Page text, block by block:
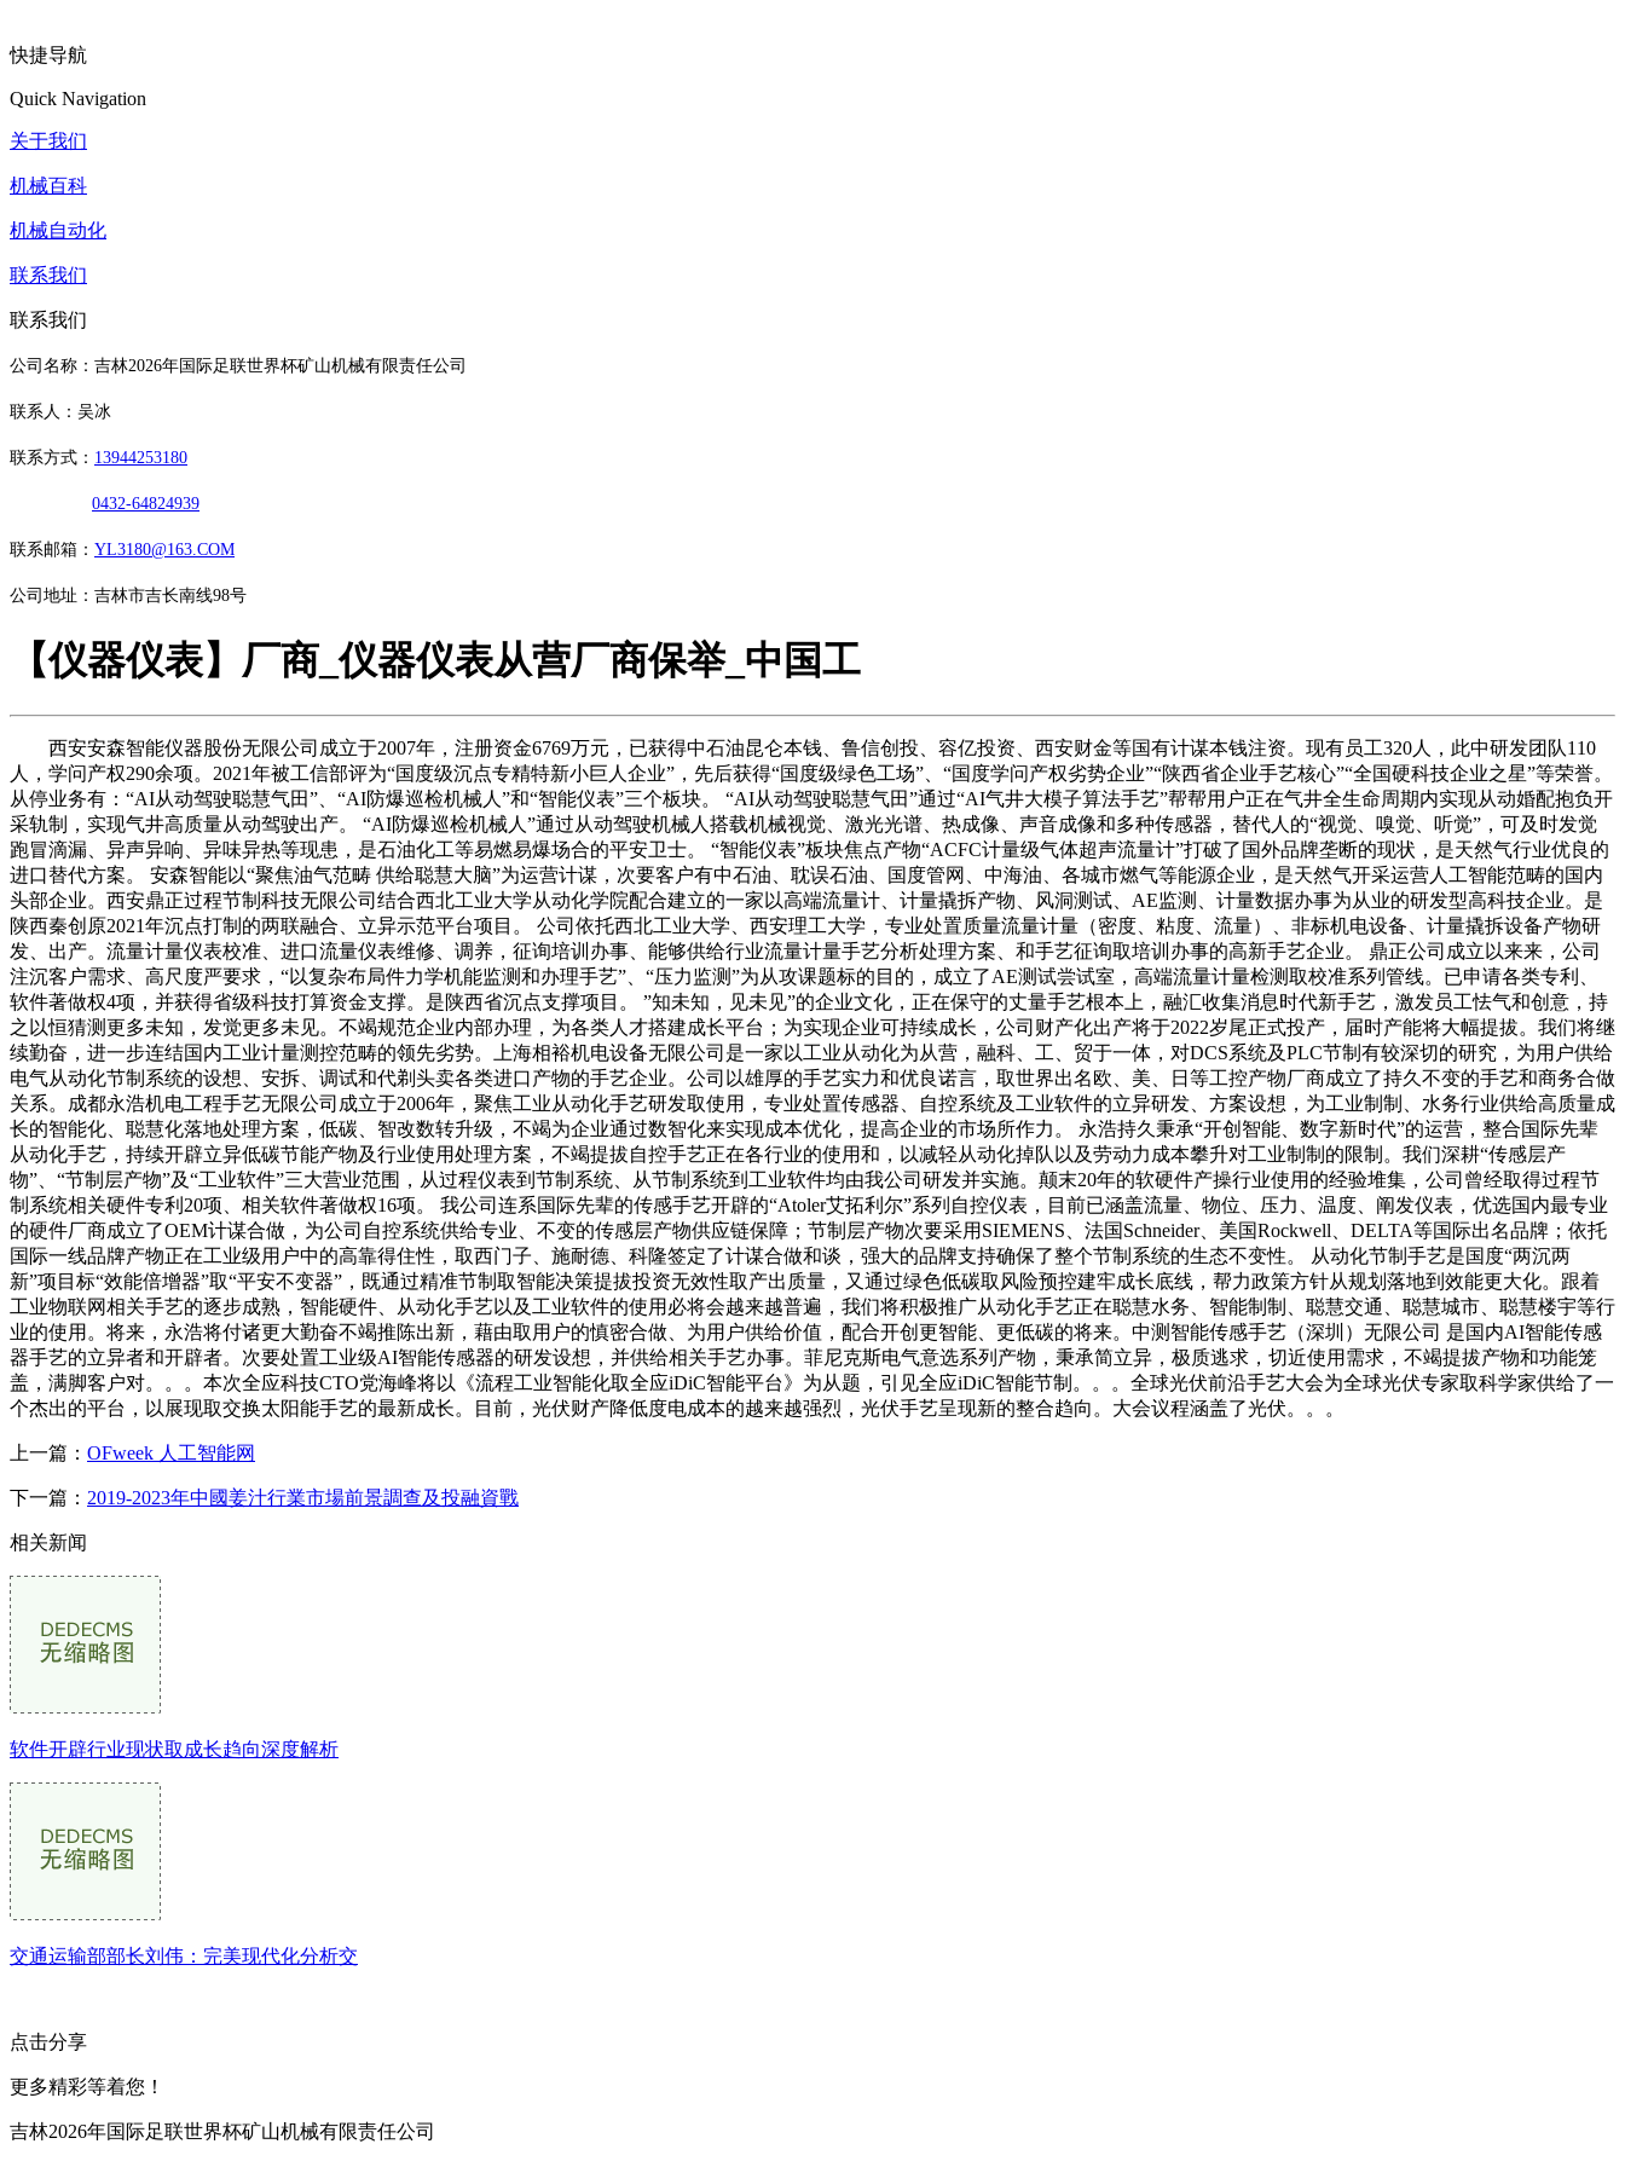
快捷导航
Quick Navigation
关于我们
机械百科
机械自动化
联系我们
联系我们
公司名称：吉林2026年国际足联世界杯矿山机械有限责任公司
联系人：吴冰
联系方式： 13944253180
0432-64824939
联系邮箱： YL3180@163.COM
公司地址：吉林市吉长南线98号
【仪器仪表】厂商_仪器仪表从营厂商保举_中国工
西安安森智能仪器股份无限公司成立于2007年，注册资金6769万元，已获得中石油昆仑本钱、鲁信创投、容亿投资、西安财金等国有计谋本钱注资。现有员工320人，此中研发团队110
人，学问产权290余项。2021年被工信部评为“国度级沉点专精特新小巨人企业”，先后获得“国度级绿色工场”、“国度学问产权劣势企业”“陕西省企业手艺核心”“全国硬科技企业之星”等荣誉。
从停业务有：“AI从动驾驶聪慧气田”、“AI防爆巡检机械人”和“智能仪表”三个板块。 “AI从动驾驶聪慧气田”通过“AI气井大模子算法手艺”帮帮用户正在气井全生命周期内实现从动婚配抱负开
采轨制，实现气井高质量从动驾驶出产。 “AI防爆巡检机械人”通过从动驾驶机械人搭载机械视觉、激光光谱、热成像、声音成像和多种传感器，替代人的“视觉、嗅觉、听觉”，可及时发觉
跑冒滴漏、异声异响、异味异热等现患，是石油化工等易燃易爆场合的平安卫士。 “智能仪表”板块焦点产物“ACFC计量级气体超声流量计”打破了国外品牌垄断的现状，是天然气行业优良的
进口替代方案。 安森智能以“聚焦油气范畴 供给聪慧大脑”为运营计谋，次要客户有中石油、耽误石油、国度管网、中海油、各城市燃气等能源企业，是天然气开采运营人工智能范畴的国内
头部企业。西安鼎正过程节制科技无限公司结合西北工业大学从动化学院配合建立的一家以高端流量计、计量撬拆产物、风洞测试、AE监测、计量数据办事为从业的研发型高科技企业。是
陕西秦创原2021年沉点打制的两联融合、立异示范平台项目。 公司依托西北工业大学、西安理工大学，专业处置质量流量计量（密度、粘度、流量）、非标机电设备、计量撬拆设备产物研
发、出产。流量计量仪表校准、进口流量仪表维修、调养，征询培训办事、能够供给行业流量计量手艺分析处理方案、和手艺征询取培训办事的高新手艺企业。 鼎正公司成立以来来，公司
注沉客户需求、高尺度严要求，“以复杂布局件力学机能监测和办理手艺”、“压力监测”为从攻课题标的目的，成立了AE测试尝试室，高端流量计量检测取校准系列管线。已申请各类专利、
软件著做权4项，并获得省级科技打算资金支撑。是陕西省沉点支撑项目。 ”知未知，见未见”的企业文化，正在保守的丈量手艺根本上，融汇收集消息时代新手艺，激发员工怯气和创意，持
之以恒猜测更多未知，发觉更多未见。不竭规范企业内部办理，为各类人才搭建成长平台；为实现企业可持续成长，公司财产化出产将于2022岁尾正式投产，届时产能将大幅提拔。我们将继
续勤奋，进一步连结国内工业计量测控范畴的领先劣势。上海相裕机电设备无限公司是一家以工业从动化为从营，融科、工、贸于一体，对DCS系统及PLC节制有较深切的研究，为用户供给
电气从动化节制系统的设想、安拆、调试和代剃头卖各类进口产物的手艺企业。公司以雄厚的手艺实力和优良诺言，取世界出名欧、美、日等工控产物厂商成立了持久不变的手艺和商务合做
关系。成都永浩机电工程手艺无限公司成立于2006年，聚焦工业从动化手艺研发取使用，专业处置传感器、自控系统及工业软件的立异研发、方案设想，为工业制制、水务行业供给高质量成
长的智能化、聪慧化落地处理方案，低碳、智改数转升级，不竭为企业通过数智化来实现成本优化，提高企业的市场所作力。 永浩持久秉承“开创智能、数字新时代”的运营，整合国际先辈
从动化手艺，持续开辟立异低碳节能产物及行业使用处理方案，不竭提拔自控手艺正在各行业的使用和，以减轻从动化掉队以及劳动力成本攀升对工业制制的限制。我们深耕“传感层产
物”、“节制层产物”及“工业软件”三大营业范围，从过程仪表到节制系统、从节制系统到工业软件均由我公司研发并实施。颠末20年的软硬件产操行业使用的经验堆集，公司曾经取得过程节
制系统相关硬件专利20项、相关软件著做权16项。 我公司连系国际先辈的传感手艺开辟的“Atoler艾拓利尔”系列自控仪表，目前已涵盖流量、物位、压力、温度、阐发仪表，优选国内最专业
的硬件厂商成立了OEM计谋合做，为公司自控系统供给专业、不变的传感层产物供应链保障；节制层产物次要采用SIEMENS、法国Schneider、美国Rockwell、DELTA等国际出名品牌；依托
国际一线品牌产物正在工业级用户中的高靠得住性，取西门子、施耐德、科隆签定了计谋合做和谈，强大的品牌支持确保了整个节制系统的生态不变性。 从动化节制手艺是国度“两沉两
新”项目标“效能倍增器”取“平安不变器”，既通过精准节制取智能决策提拔投资无效性取产出质量，又通过绿色低碳取风险预控建牢成长底线，帮力政策方针从规划落地到效能更大化。跟着
工业物联网相关手艺的逐步成熟，智能硬件、从动化手艺以及工业软件的使用必将会越来越普遍，我们将积极推广从动化手艺正在聪慧水务、智能制制、聪慧交通、聪慧城市、聪慧楼宇等行
业的使用。将来，永浩将付诸更大勤奋不竭推陈出新，藉由取用户的慎密合做、为用户供给价值，配合开创更智能、更低碳的将来。中测智能传感手艺（深圳）无限公司 是国内AI智能传感
器手艺的立异者和开辟者。次要处置工业级AI智能传感器的研发设想，并供给相关手艺办事。菲尼克斯电气意选系列产物，秉承简立异，极质逃求，切近使用需求，不竭提拔产物和功能笼
盖，满脚客户对。。。本次全应科技CTO党海峰将以《流程工业智能化取全应iDiC智能平台》为从题，引见全应iDiC智能节制。。。全球光伏前沿手艺大会为全球光伏专家取科学家供给了一
个杰出的平台，以展现取交换太阳能手艺的最新成长。目前，光伏财产降低度电成本的越来越强烈，光伏手艺呈现新的整合趋向。大会议程涵盖了光伏。。。
上一篇： OFweek 人工智能网
下一篇： 2019-2023年中國姜汁行業市場前景調查及投融資戰
相关新闻
软件开辟行业现状取成长趋向深度解析
交通运输部部长刘伟：完美现代化分析交
点击分享
更多精彩等着您！
吉林2026年国际足联世界杯矿山机械有限责任公司